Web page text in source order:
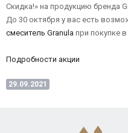
Скидка!» на продукцию бренда
До 30 октября у вас есть
смеситель Granula при покупке
Подробности акции
29.09.2021